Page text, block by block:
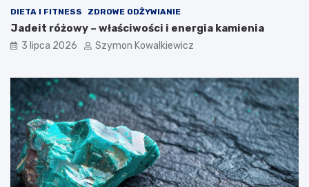
DIETA I FITNESS ZDROWE ODŻYWIANIE
Jadeit różowy – właściwości i energia kamienia
3 lipca 2026 Szymon Kowalkiewicz